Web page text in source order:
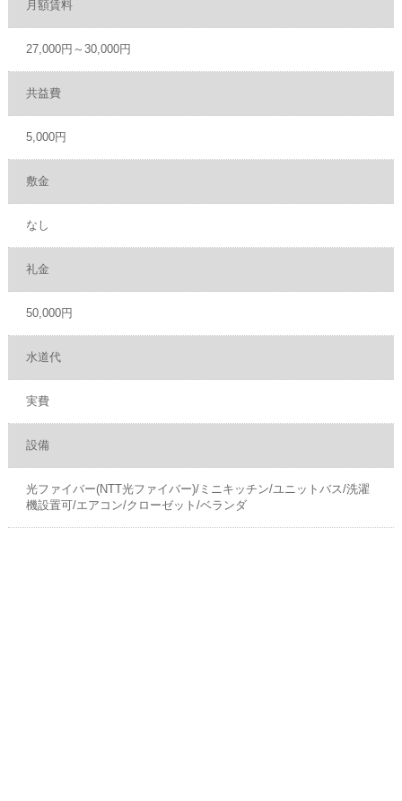
月額賃料
27,000円～30,000円
共益費
5,000円
敷金
なし
礼金
50,000円
水道代
実費
設備
光ファイバー(NTT光ファイバー)/ミニキッチン/ユニットバス/洗濯
機設置可/エアコン/クローゼット/ベランダ